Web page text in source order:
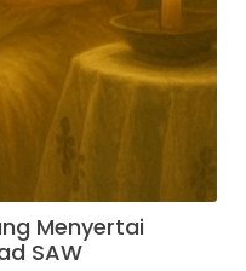
Menyertai
SAW